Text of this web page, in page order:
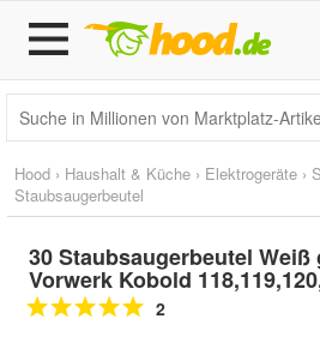
Hood › Haushalt & Küche › Elektrogeräte ›
Staubsaugerbeutel
30 Staubsaugerbeutel
Vorwerk Kobold
2